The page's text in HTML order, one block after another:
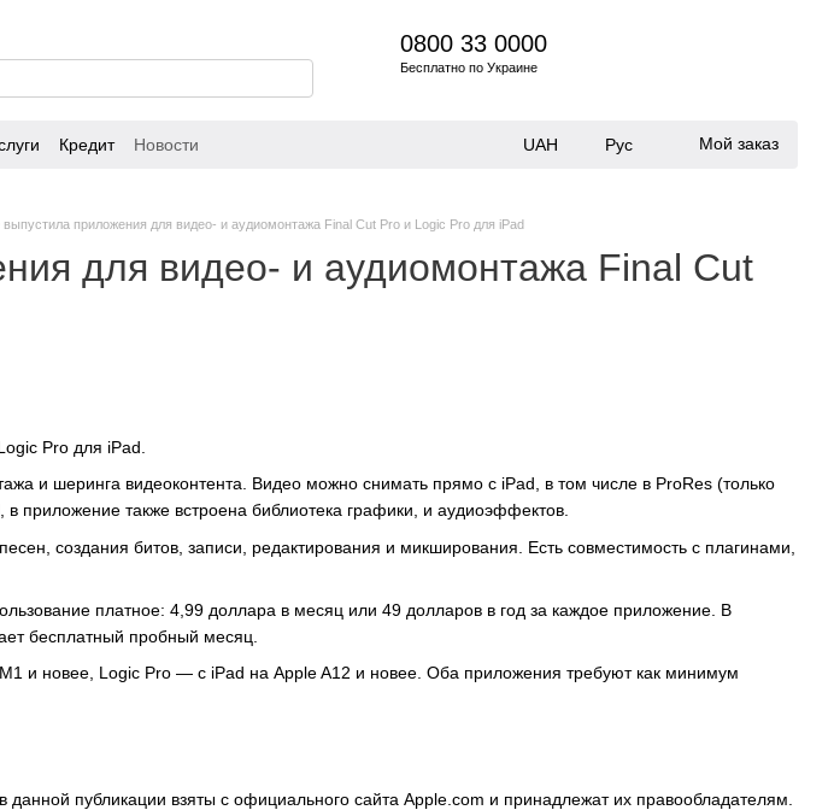
0800 33 0000
Бесплатно по Украине
Кредит Новости UAH Рус Мой заказ
выпустила приложения для видео- и аудиомонтажа Final Cut Pro и Logic Pro для iPad
для видео- и аудиомонтажа Final Cut
Pro для iPad.
и шеринга видеоконтента. Видео можно снимать прямо с iPad, в том числе в ProRes (только
приложение также встроена библиотека графики, и аудиоэффектов.
создания битов, записи, редактирования и микширования. Есть совместимость с плагинами,
платное: 4,99 доллара в месяц или 49 долларов в год за каждое приложение. В
бесплатный пробный месяц.
и новее, Logic Pro — с iPad на Apple A12 и новее. Оба приложения требуют как минимум
публикации взяты с официального сайта Apple.com и принадлежат их правообладателям.